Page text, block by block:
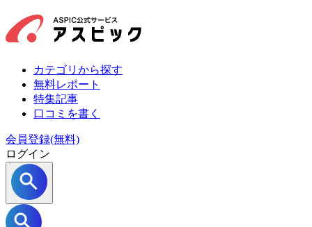
カテゴリから探す
無料レポート
特集記事
口コミを書く
会員登録(無料)
ログイン